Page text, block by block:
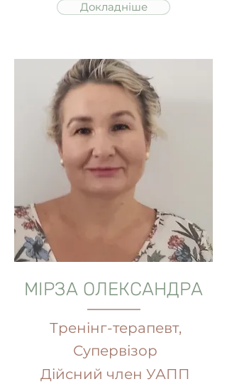
Докладніше
МІРЗА ОЛЕКСАНДРА
Тренінг-терапевт,
Супервізор
Дійсний член УАПП